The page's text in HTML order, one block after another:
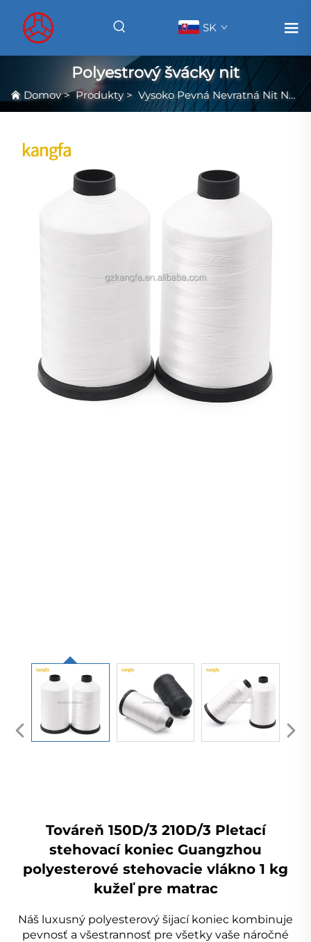
SK
Polyestrový švácky nit
Domov>Produkty >Vysoko Pevná Nevratná Nit Na Šitie
Továreň 150D/3 210D/3 Pletací
stehovací koniec Guangzhou
polyesterové stehovacie vlákno 1 kg
kužeľ pre matrac
Náš luxusný polyesterový šijací koniec kombinuje
pevnosť a všestrannosť pre všetky vaše náročné